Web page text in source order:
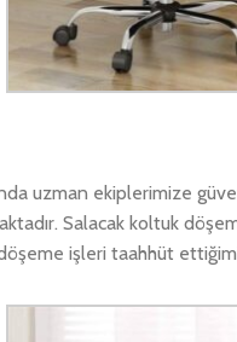
uzman ekiplerimize
Salacak koltuk
işleri taahhüt